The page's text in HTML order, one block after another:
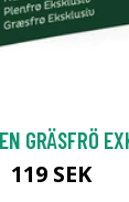
GRÄSFRÖ
119 SEK